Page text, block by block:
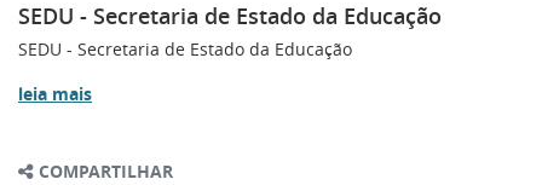
SEDU - Secretaria de Estado da Educação
SEDU - Secretaria de Estado da Educação
leia mais
COMPARTILHAR